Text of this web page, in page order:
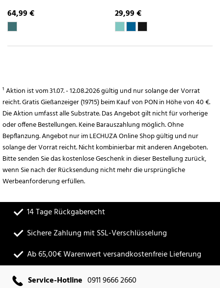
64,99 € 29,99 €
¹ Aktion ist vom 31.07. - 12.08.2026 gültig und nur solange der Vorrat
reicht. Gratis Gießanzeiger (19715) beim Kauf von PON in Höhe von 40 €.
Die Aktion umfasst alle Substrate. Das Angebot gilt nicht für vorherige
oder offene Bestellungen. Keine Barauszahlung möglich. Ohne
Bepflanzung. Angebot nur im LECHUZA Online Shop gültig und nur
solange der Vorrat reicht. Nicht kombinierbar mit anderen Angeboten.
Bitte senden Sie das kostenlose Geschenk in dieser Bestellung zurück,
wenn Sie nach der Rücksendung nicht mehr die ursprüngliche
Werbeanforderung erfüllen.
14 Tage Rückgaberecht
Sichere Zahlung mit SSL-Verschlüsselung
Ab 65,00€ Warenwert versandkostenfreie Lieferung
Service-Hotline 0911 9666 2660